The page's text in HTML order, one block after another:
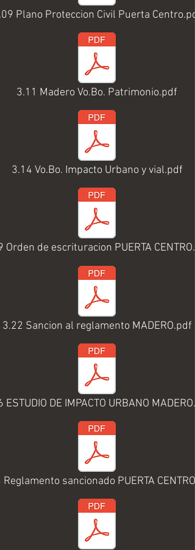
Plano Proteccion Civil Puerta Centro.pdf
3.11 Madero Vo.Bo. Patrimonio.pdf
3.14 Vo.Bo. Impacto Urbano y vial.pdf
Orden de escrituracion PUERTA
3.22 Sancion al reglamento MADERO.pdf
ESTUDIO DE IMPACTO URBANO
sancionado PUERTA